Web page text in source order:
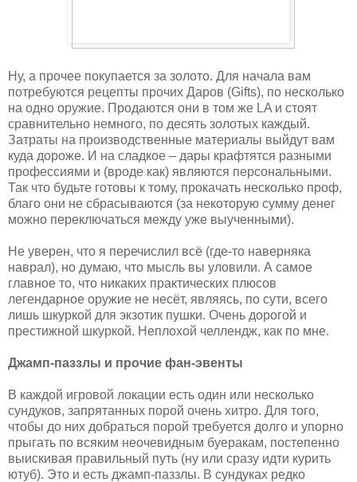
Ну, а прочее покупается за золото. Для начала вам
потребуются рецепты прочих Даров (Gifts), по несколько
на одно оружие. Продаются они в том же LA и стоят
сравнительно немного, по десять золотых каждый.
Затраты на производственные материалы выйдут вам
куда дороже. И на сладкое – дары крафтятся разными
профессиями и (вроде как) являются персональными.
Так что будьте готовы к тому, прокачать несколько проф,
благо они не сбрасываются (за некоторую сумму денег
можно переключаться между уже выученными).
Не уверен, что я перечислил всё (где-то наверняка
наврал), но думаю, что мысль вы уловили. А самое
главное то, что никаких практических плюсов
легендарное оружие не несёт, являясь, по сути, всего
лишь шкуркой для экзотик пушки. Очень дорогой и
престижной шкуркой. Неплохой челлендж, как по мне.
Джамп-паззлы и прочие фан-эвенты
В каждой игровой локации есть один или несколько
сундуков, запрятанных порой очень хитро. Для того,
чтобы до них добраться порой требуется долго и упорно
прыгать по всяким неочевидным буеракам, постепенно
выискивая правильный путь (ну или сразу идти курить
ютуб). Это и есть джамп-паззлы. В сундуках редко